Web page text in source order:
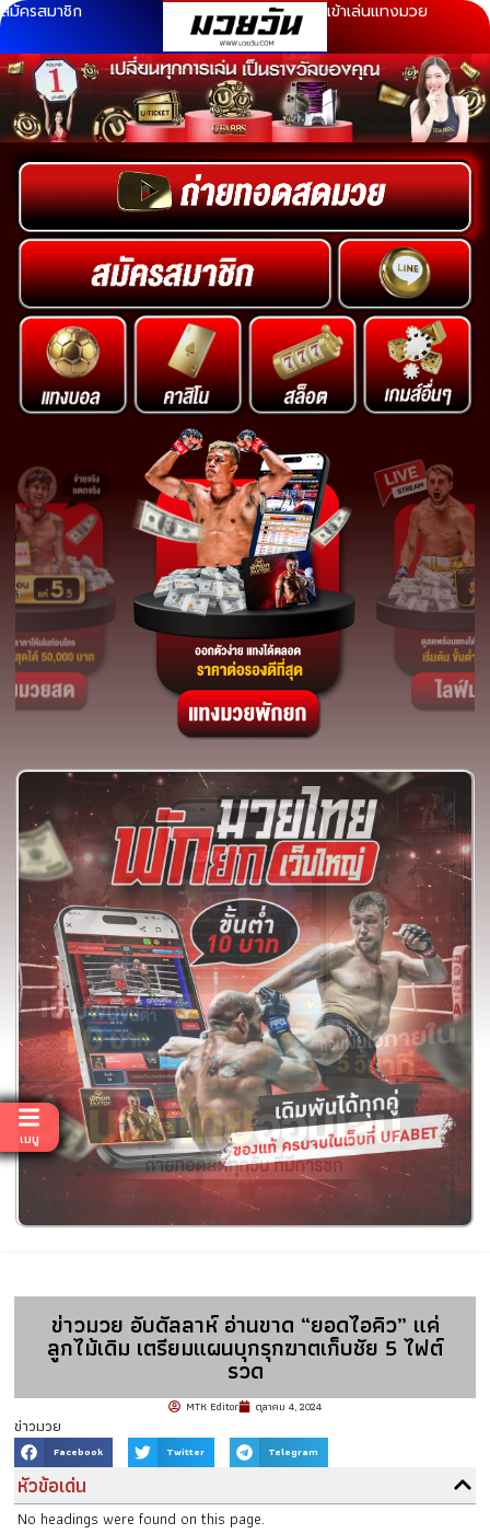
สมัครสมาชิก เข้าเล่นแทงมวย
เมนู
ข่าวมวย อับดัลลาห์ อ่านขาด “ยอดไอคิว” แค่
ลูกไม้เดิม เตรียมแผนบุกรุกฆาตเก็บชัย 5 ไฟต์
รวด
MTK Editor ตุลาคม 4, 2024
ข่าวมวย
Facebook Twitter Telegram
หัวข้อเด่น
No headings were found on this page.